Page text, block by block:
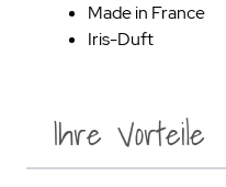
Ihre Vorteile
Made in France
Iris-Duft